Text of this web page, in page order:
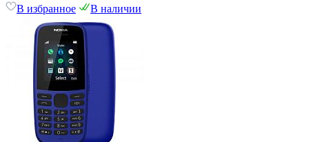
В избранное
В наличии